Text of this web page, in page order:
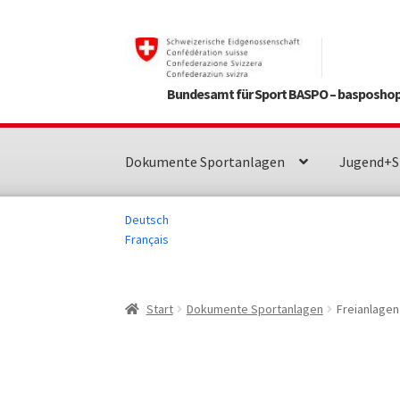
Zur
Navigation
springen
Zum
springenBundesamt für Sport BASPO –
Dokumente Sportanlagen
Deutsch
Français
Start Dokumente Sportanlagen Freianlagen